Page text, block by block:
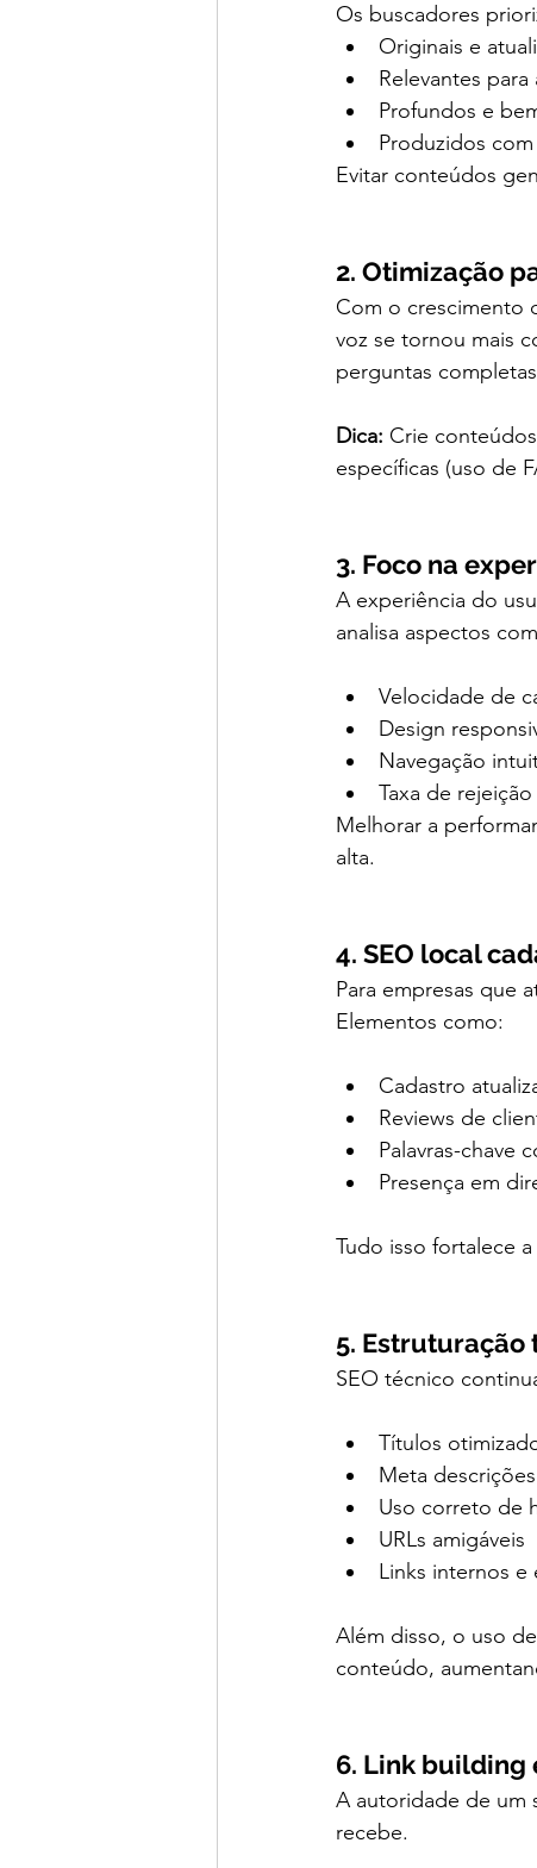
Os buscadores
Originais e
Relevantes
Profundos e
Produzidos
Evitar conteúdos
2. Otimização
Com o crescimento
voz se tornou mais
perguntas
Dica: Crie
específicas (uso de
3. Foco na
A experiência do
analisa aspectos
Velocidade de
Design
Navegação
Taxa de
Melhorar a
alta.
4. SEO local
Para empresas que
Elementos como:
Cadastro
Reviews de
Palavras-chave
Presença em
Tudo isso fortalece
5. Estruturação
SEO técnico
Títulos
Meta
Uso correto de
URLs amigáveis
Links internos
Além disso, o uso de
conteúdo,
6. Link building
A autoridade de um
recebe.